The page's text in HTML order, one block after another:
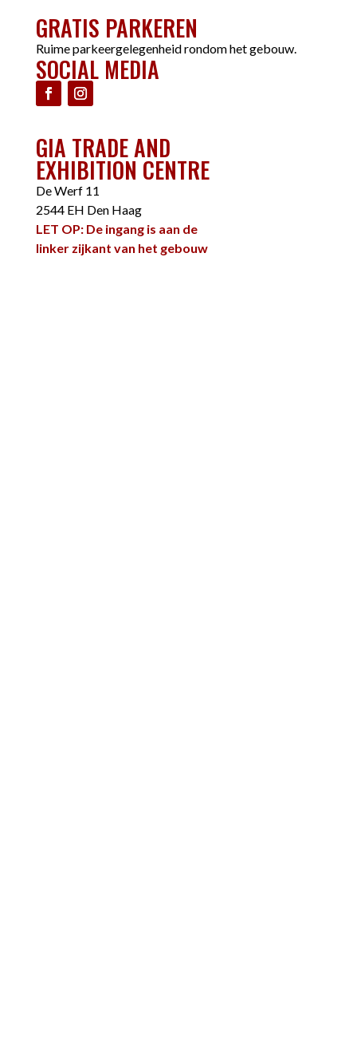
GRATIS PARKEREN
Ruime parkeergelegenheid rondom het gebouw.
SOCIAL MEDIA
GIA TRADE AND
EXHIBITION CENTRE
De Werf 11
2544 EH Den Haag
LET OP: De ingang is aan de
linker zijkant van het gebouw